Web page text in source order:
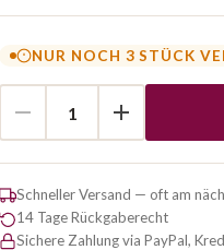
NUR NOCH 3 STÜCK
Schneller Versand — oft am
14 Tage Rückgaberecht
Sichere Zahlung via PayPal,